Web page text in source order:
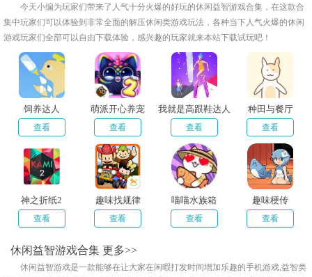
今天小编为玩家们带来了人气十分火爆的好玩的休闲益智游戏合集，在这款合
集中玩家们可以体验到非常全面的解压休闲类游戏玩法，各种当下人气火爆的休闲
游戏玩家们全部可以自由下载体验，感兴趣的玩家就来本站下载试玩吧！
饲养达人
查看
萌派开心养宠
查看
我就是高跟鞋达人
查看
种田与餐厅
查看
神之折纸2
查看
趣味找规律
查看
喵喵水族箱
查看
趣味梗传
查看
休闲益智游戏合集 更多>>
​休闲益智游戏是一款能够在让大家在闲暇打发时间增加乐趣的手机游戏,益智类